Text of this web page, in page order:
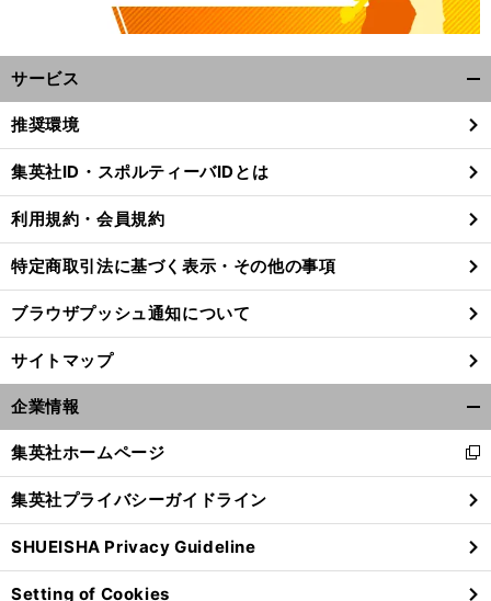
へ
サービス
閉
る
推奨環境
集英社ID・スポルティーバIDとは
利用規約・会員規約
特定商取引法に基づく表示・その他の事項
ブラウザプッシュ通知について
サイトマップ
企業情報
閉
る
集英社ホームページ
新
し
い
ウ
ィ
ン
ド
集英社プライバシーガイドライン
SHUEISHA Privacy Guideline
Setting of Cookies